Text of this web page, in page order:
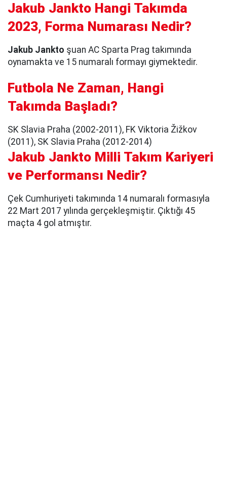
Jakub Jankto Hangi Takımda
2023, Forma Numarası Nedir?
Jakub Jankto şuan AC Sparta Prag takımında
oynamakta ve 15 numaralı formayı giymektedir.
Futbola Ne Zaman, Hangi
Takımda Başladı?
SK Slavia Praha (2002-2011), FK Viktoria Žižkov
(2011), SK Slavia Praha (2012-2014)
Jakub Jankto Milli Takım Kariyeri
ve Performansı Nedir?
Çek Cumhuriyeti takımında 14 numaralı formasıyla
22 Mart 2017 yılında gerçekleşmiştir. Çıktığı 45
maçta 4 gol atmıştır.